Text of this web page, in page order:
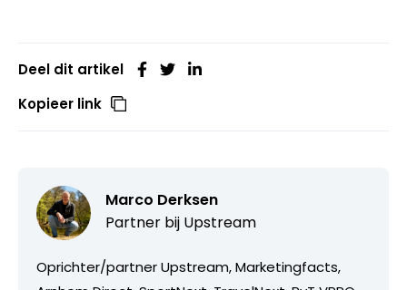
Deel dit artikel
Kopieer link
Marco Derksen
Partner bij Upstream
Oprichter/partner Upstream, Marketingfacts,